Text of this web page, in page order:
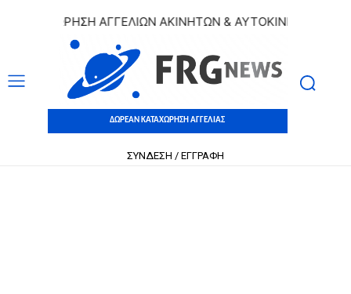
ΑΓΓΕΛΙΩΝ ΑΚΙΝΗΤΩΝ & ΑΥΤΟΚΙΝΗΤΩΝ |
ΔΩΡΕΑΝ ΚΑΤΑΧΩΡΗΣΗ ΑΓΓΕΛΙΑΣ
ΣΥΝΔΕΣΗ / ΕΓΓΡΑΦΗ